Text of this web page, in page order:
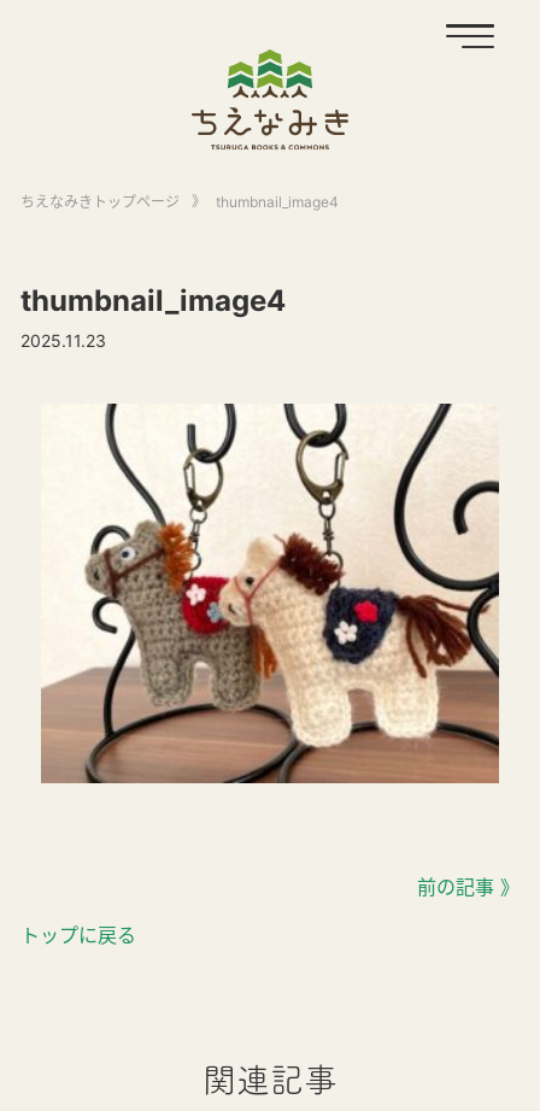
ちえなみきトップページ 》 thumbnail_image4
thumbnail_image4
2025.11.23
トップに戻る
前の記事 》
関連記事